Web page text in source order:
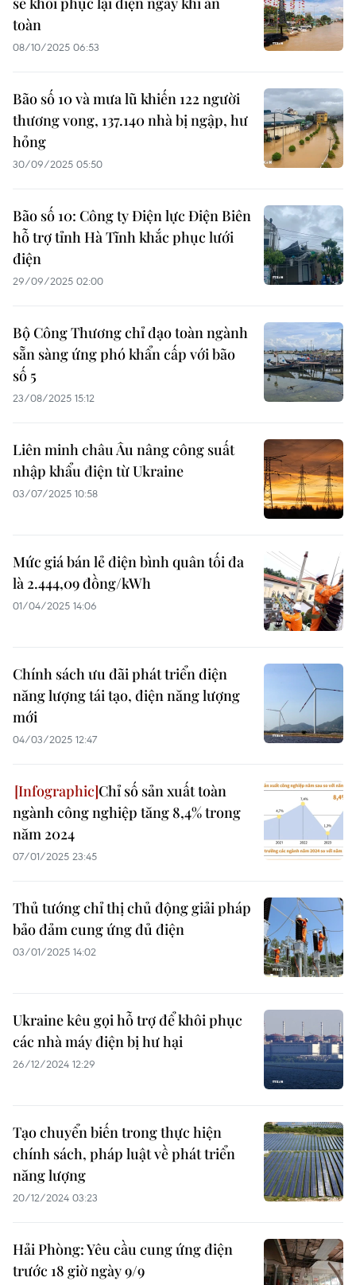
toàn
08/10/2025 06:53
Bão số 10 và mưa lũ khiến 122 người
thương vong, 137.140 nhà bị ngập, hư
hỏng
30/09/2025 05:50
Bão số 10: Công ty Điện lực Điện Biên
hỗ trợ tỉnh Hà Tĩnh khắc phục lưới
điện
29/09/2025 02:00
Bộ Công Thương chỉ đạo toàn ngành
sẵn sàng ứng phó khẩn cấp với bão
số 5
23/08/2025 15:12
Liên minh châu Âu nâng công suất
nhập khẩu điện từ Ukraine
03/07/2025 10:58
Mức giá bán lẻ điện bình quân tối đa
là 2.444,09 đồng/kWh
01/04/2025 14:06
Chính sách ưu đãi phát triển điện
năng lượng tái tạo, điện năng lượng
mới
04/03/2025 12:47
Chỉ số sản xuất toàn
ngành công nghiệp tăng 8,4% trong
năm 2024
07/01/2025 23:45
Thủ tướng chỉ thị chủ động giải pháp
bảo đảm cung ứng đủ điện
03/01/2025 14:02
Ukraine kêu gọi hỗ trợ để khôi phục
các nhà máy điện bị hư hại
26/12/2024 12:29
Tạo chuyển biến trong thực hiện
chính sách, pháp luật về phát triển
năng lượng
20/12/2024 03:23
Hải Phòng: Yêu cầu cung ứng điện
trước 18 giờ ngày 9/9